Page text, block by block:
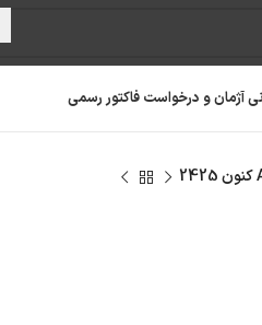
آژمان و درخواست فاکتور رسمی